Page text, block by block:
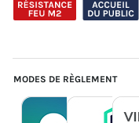
MODES DE RÈGLEMENT